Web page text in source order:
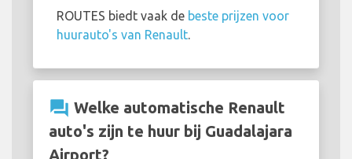
ROUTES biedt vaak de beste prijzen voor
huurauto's van Renault
question_answer Welke automatische Renault
auto's zijn te huur bij Guadalajara
Airport?